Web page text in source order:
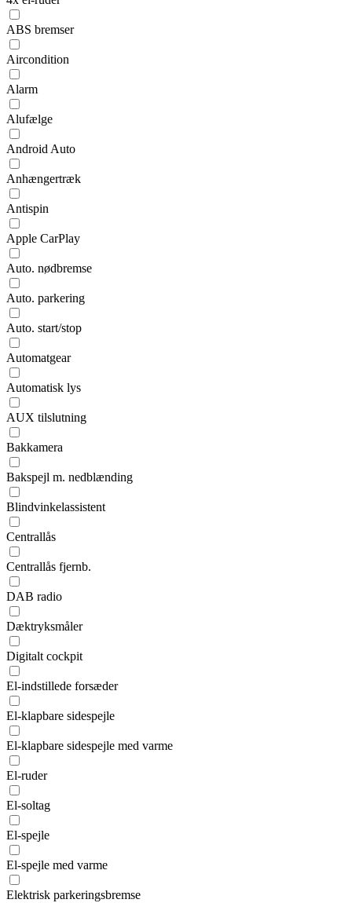
ABS bremser
Aircondition
Alarm
Alufælge
Android Auto
Anhængertræk
Antispin
Apple CarPlay
Auto. nødbremse
Auto. parkering
Auto. start/stop
Automatgear
Automatisk lys
AUX tilslutning
Bakkamera
Bakspejl m. nedblænding
Blindvinkelassistent
Centrallås
Centrallås fjernb.
DAB radio
Dæktryksmåler
Digitalt cockpit
El-indstillede forsæder
El-klapbare sidespejle
El-klapbare sidespejle med varme
El-ruder
El-soltag
El-spejle
El-spejle med varme
Elektrisk parkeringsbremse